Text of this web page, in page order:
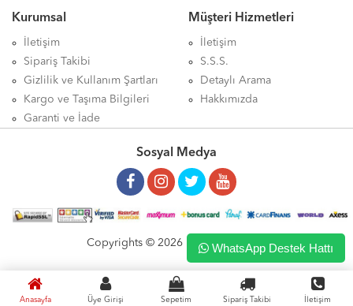
Anasayfa Üye Girişi Sepetim Sipariş Takibi İletişim
Kurumsal
İletişim
Sipariş Takibi
Gizlilik ve Kullanım Şartları
Kargo ve Taşıma Bilgileri
Garanti ve İade
Müşteri Hizmetleri
İletişim
S.S.S.
Detaylı Arama
Hakkımızda
Sosyal Medya
Copyrights © 2026 Haritaciyim.comWhatsApp Destek Hattı